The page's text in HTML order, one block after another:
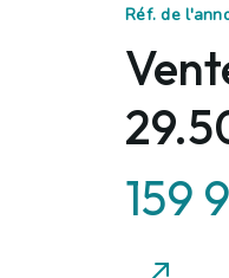
Réf. de
159